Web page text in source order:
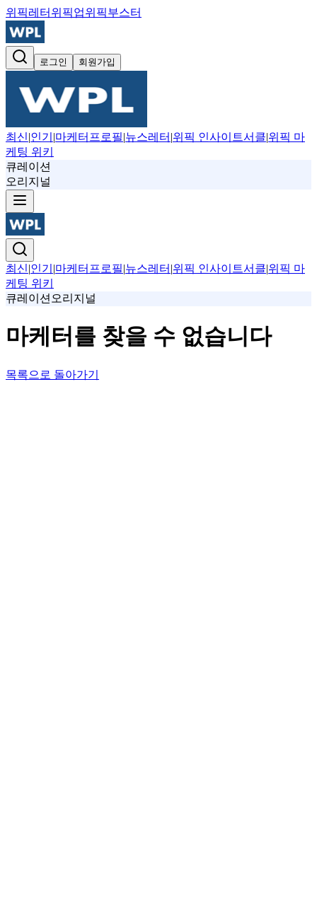
위픽레터 위픽업위픽부스터
로그인 회원가입
최신|인기 |마케터프로필|뉴스레터 |위픽 인사이트서클|위픽 마
케팅 위키
큐레이션
오리지널
최신|인기 |마케터프로필|뉴스레터 |위픽 인사이트서클|위픽 마
케팅 위키
큐레이션 오리지널
마케터를 찾을 수 없습니다
목록으로 돌아가기